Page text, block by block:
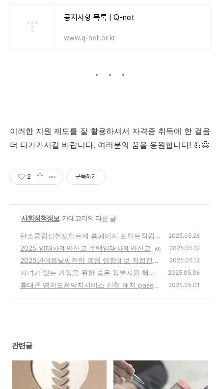
공지사항 목록 | Q-net
www.q-net.or.kr
이러한 지원 제도를 잘 활용하셔서 자격증 취득에 한 걸음
더 다가가시길 바랍니다. 여러분의 꿈을 응원합니다! 💪😊
2 구독하기
'사회정책정보' 카테고리의 다른 글
탄소중립실천포인트제 홈페이지 포인트적립
방법 기후환경요금
(0)
2025.05.26
2025 임대차계약신고 주택임대차계약신고 (0) 2025.05.12
2025년여름날씨전망 폭염 영향예보 직접전달
서비스 신청(기상청)
(0)
2025.05.12
자녀가 있는 가정을 위한 숨은 정부지원 혜택
3가지
(0)
2025.05.06
휴대폰 명의도용방지서비스 신청 해지 pass 2025.05.01
관련글